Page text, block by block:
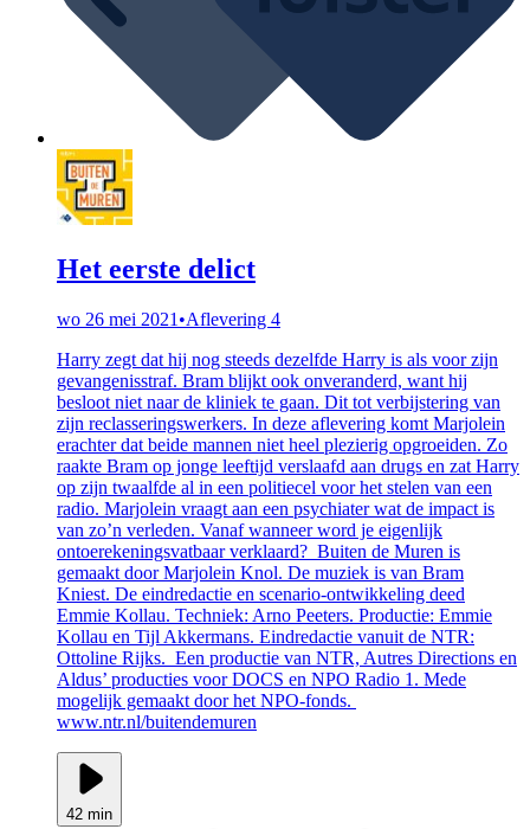
Het eerste delict
wo 26 mei 2021 •Aflevering 4
Harry zegt dat hij nog steeds dezelfde Harry is als voor zijn
gevangenisstraf. Bram blijkt ook onveranderd, want hij
besloot niet naar de kliniek te gaan. Dit tot verbijstering van
zijn reclasseringswerkers. In deze aflevering komt Marjolein
erachter dat beide mannen niet heel plezierig opgroeiden. Zo
raakte Bram op jonge leeftijd verslaafd aan drugs en zat Harry
op zijn twaalfde al in een politiecel voor het stelen van een
radio. Marjolein vraagt aan een psychiater wat de impact is
van zo’n verleden. Vanaf wanneer word je eigenlijk
ontoerekeningsvatbaar verklaard? Buiten de Muren is
gemaakt door Marjolein Knol. De muziek is van Bram
Kniest. De eindredactie en scenario-ontwikkeling deed
Emmie Kollau. Techniek: Arno Peeters. Productie: Emmie
Kollau en Tijl Akkermans. Eindredactie vanuit de NTR:
Ottoline Rijks. Een productie van NTR, Autres Directions en
Aldus’ producties voor DOCS en NPO Radio 1. Mede
mogelijk gemaakt door het NPO-fonds.
www.ntr.nl/buitendemuren
42 min